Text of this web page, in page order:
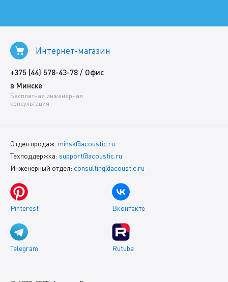
Интернет-магазин
+375 (44) 578-43-78 / Офис
в Минске
Бесплатная инженерная
консультация
Отдел продаж: minsk@acoustic.ru
Техподдержка: support@acoustic.ru
Инженерный отдел: consulting@acoustic.ru
Pinterest Вконтакте
Telegram Rutube